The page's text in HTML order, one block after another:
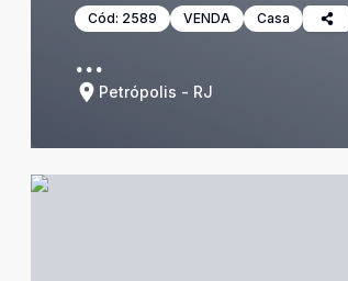
Cód: 2589 VENDA Casa
...
Petrópolis - RJ